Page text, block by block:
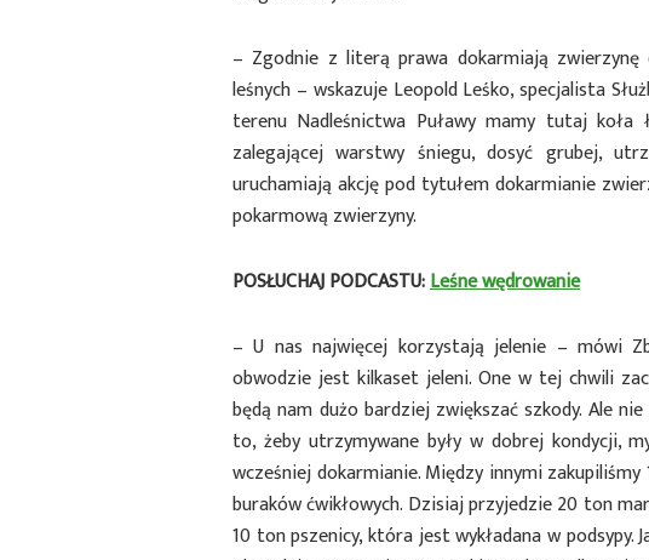
– Zgodnie z literą prawa dokarmiają
leśnych – wskazuje Leopold Leśko, specjalista
terenu Nadleśnictwa Puławy mamy tutaj
zalegającej warstwy śniegu, dosyć grubej,
uruchamiają akcję pod tytułem dokarmianie
pokarmową zwierzyny.
POSŁUCHAJ PODCASTU:Leśne wędrowanie
– U nas najwięcej korzystają jelenie – mówi
obwodzie jest kilkaset jeleni. One w tej chwili
będą nam dużo bardziej zwiększać szkody. Ale
to, żeby utrzymywane były w dobrej kondycji,
wcześniej dokarmianie. Między innymi
buraków ćwikłowych. Dzisiaj przyjedzie 20 ton
10 ton pszenicy, która jest wykładana w podsypy.